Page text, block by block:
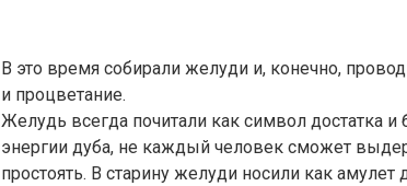
В это время собирали желуди и, конечно,
и процветание.
Желудь всегда почитали как символ достатка и
энергии дуба, не каждый человек сможет
простоять. В старину желуди носили как